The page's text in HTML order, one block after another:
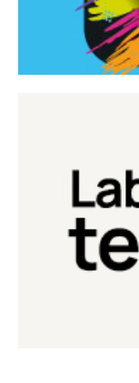
Laboratorio